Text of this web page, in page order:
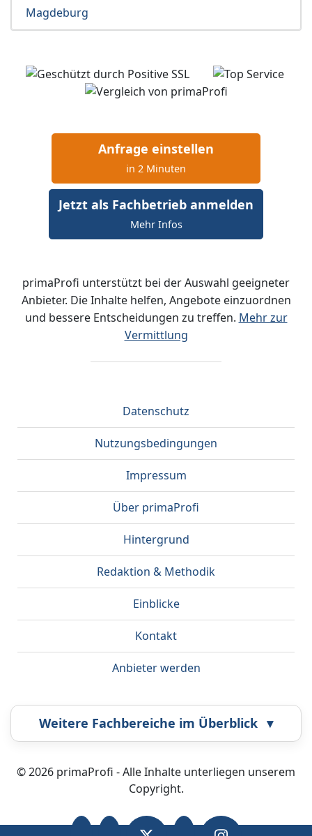
Magdeburg
Anfrage einstellen
in 2 Minuten
Jetzt als Fachbetrieb anmelden
Mehr Infos
primaProfi unterstützt bei der Auswahl geeigneter
Anbieter. Die Inhalte helfen, Angebote einzuordnen
und bessere Entscheidungen zu treffen. Mehr zur
Vermittlung
Datenschutz
Nutzungsbedingungen
Impressum
Über primaProfi
Hintergrund
Redaktion & Methodik
Einblicke
Kontakt
Anbieter werden
Weitere Fachbereiche im Überblick ▾
Airbrush Bestatter
© 2026 primaProfi - Alle Inhalte unterliegen unserem
Copyright.